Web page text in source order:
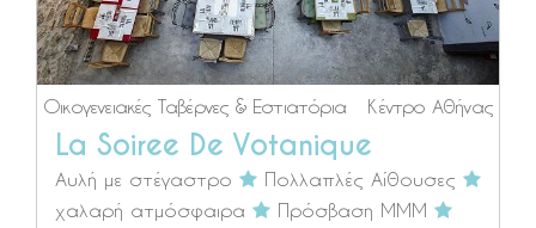
Κέντρο Αθήνας
Οικογενειακές Ταβέρνες & Εστιατόρια
La Soiree De Votanique
Αυλή με στέγαστρο
Πολλαπλές Αίθουσες
χαλαρή ατμόσφαιρα
Πρόσβαση ΜΜΜ